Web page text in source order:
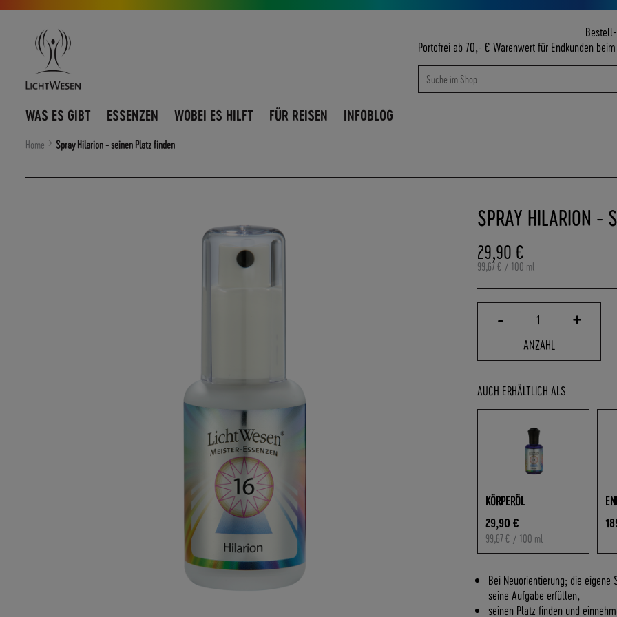
Direkt
zum
Portofrei ab 70,- € Warenwert für Endkunden
Suche
Suche
Navigation
umschalten
WAS ES GIBT ESSENZEN WOBEI ES HILFT FÜR REISEN INFOBLOG
Home Spray Hilarion - seinen Platz finden
SPRAY HILARION -
29,90 €
99,67 € / 100 ml
- 1 +
ANZAHL
AUCH ERHÄLTLICH ALS
KÖRPERÖL
29,90 €
99,67 € / 100 ml
Bei Neuorientierung; die
seine Aufgabe erfüllen,
seinen Platz finden und